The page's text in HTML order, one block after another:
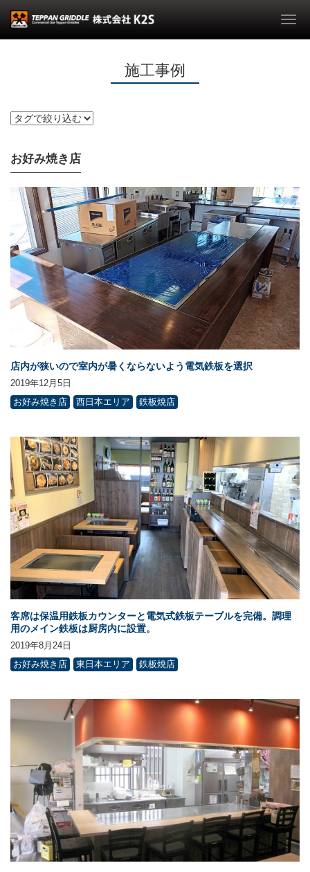
施工事例
お好み焼き店
店内が狭いので室内が暑くならないよう電気鉄板を選択
2019年12月5日
お好み焼き店
西日本エリア 鉄板焼店
客席は保温用鉄板カウンターと電気式鉄板テーブルを完備。調理
用のメイン鉄板は厨房内に設置。
2019年8月24日
お好み焼き店
東日本エリア 鉄板焼店